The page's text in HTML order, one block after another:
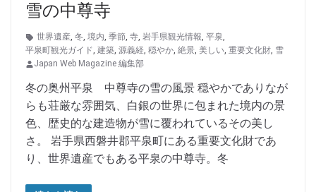
雪の中尊寺
世界遺産, 冬, 境内, 季節, 寺, 岩手県観光情報, 平泉,
平泉町観光ガイド, 建築, 源義経, 穏やか, 絶景, 美しい, 重要文化財, 雪
Japan Web Magazine 編集部
冬の奥州平泉 中尊寺の雪の風景 穏やかでありなが
らも荘厳な雰囲気、白銀の世界に包まれた境内の景
色、歴史的な建造物が雪に覆われているその美し
さ。 岩手県西磐井郡平泉町にある重要文化財であ
り、世界遺産でもある平泉の中尊寺。冬